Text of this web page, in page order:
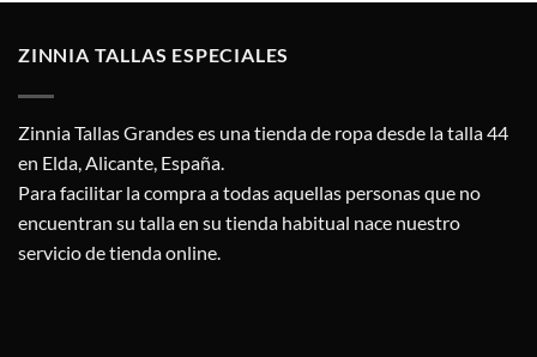
ZINNIA TALLAS ESPECIALES
Zinnia Tallas Grandes es una tienda de ropa desde la talla 44
en Elda, Alicante, España.
Para facilitar la compra a todas aquellas personas que no
encuentran su talla en su tienda habitual nace nuestro
servicio de tienda online.